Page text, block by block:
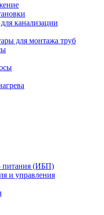
канализации
для монтажа труб
питания (ИБП)
и управления